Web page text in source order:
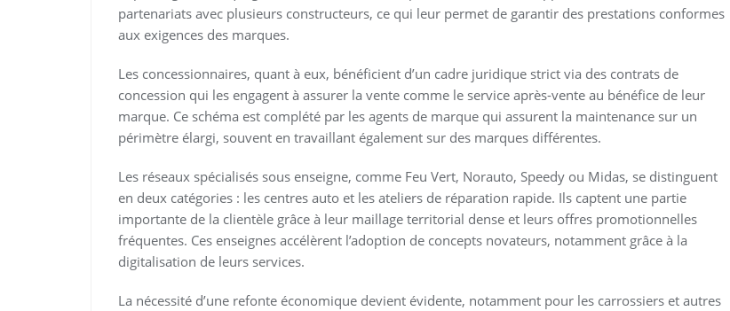
partenariats avec plusieurs constructeurs, ce qui leur permet de garantir des prestations conformes
aux exigences des marques.
Les concessionnaires, quant à eux, bénéficient d’un cadre juridique strict via des contrats de
concession qui les engagent à assurer la vente comme le service après-vente au bénéfice de leur
marque. Ce schéma est complété par les agents de marque qui assurent la maintenance sur un
périmètre élargi, souvent en travaillant également sur des marques différentes.
Les réseaux spécialisés sous enseigne, comme Feu Vert, Norauto, Speedy ou Midas, se distinguent
en deux catégories : les centres auto et les ateliers de réparation rapide. Ils captent une partie
importante de la clientèle grâce à leur maillage territorial dense et leurs offres promotionnelles
fréquentes. Ces enseignes accélèrent l’adoption de concepts novateurs, notamment grâce à la
digitalisation de leurs services.
La nécessité d’une refonte économique devient évidente, notamment pour les carrossiers et autres